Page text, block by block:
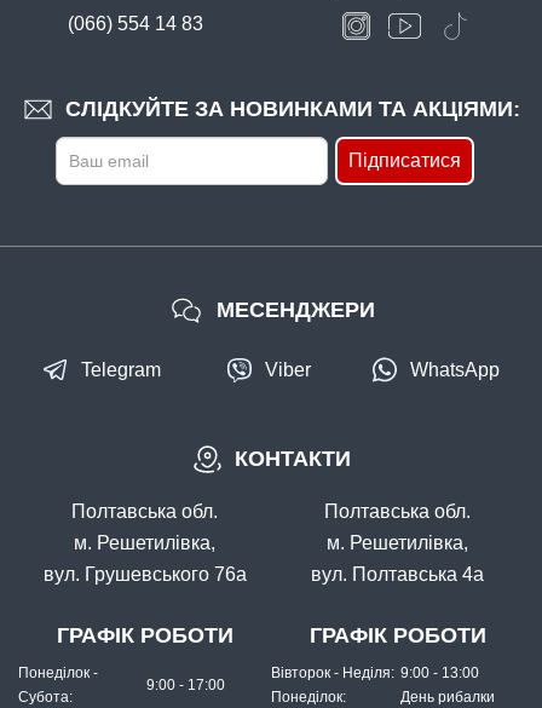
(066) 554 14 83
СЛІДКУЙТЕ ЗА НОВИНКАМИ ТА АКЦІЯМИ:
Підписатися
КОНТАКТИ
Полтавська обл.
м. Решетилівка,
вул. Грушевського 76а
ГРАФІК РОБОТИ
Понеділок -
Субота:
9:00 - 17:00
Полтавська обл.
м. Решетилівка,
вул. Полтавська 4а
ГРАФІК РОБОТИ
Вівторок - Неділя: 9:00 - 13:00
Понеділок:
День рибалки
МЕСЕНДЖЕРИ
Telegram Viber WhatsApp